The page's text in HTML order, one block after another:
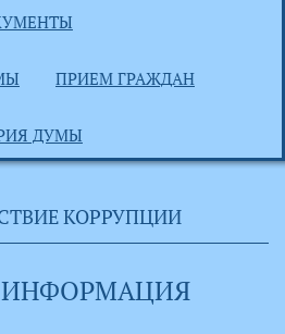
ПРИЕМ ГРАЖДАН
ДУМЫ
КОРРУПЦИИ